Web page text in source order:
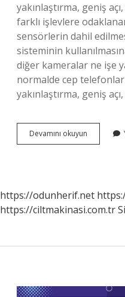
yakınlaştırma, geniş
farklı işlevlere
sensörlerin dahil
sisteminin
diğer kameralar ne işe
normalde cep
yakınlaştırma, geniş
Devamını okuyun
Neden
Yarar
https://odunherif.net
https://ciltmakinasi.com.tr
Sidebar